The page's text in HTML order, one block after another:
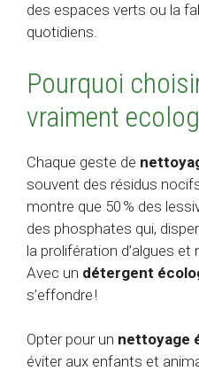
des espaces verts ou la
quotidiens.
Pourquoi
vraiment
Chaque geste de
souvent des résidus
montre que 50 % des
des phosphates qui,
la prolifération d’algues et
Avec un détergent
s’effondre !
Opter pour un nettoyage
éviter aux enfants et